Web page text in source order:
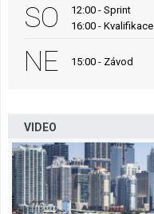
SO
12:00 - Sprint
16:00 - Kvalifikace
NE 15:00 - Závod
VIDEO